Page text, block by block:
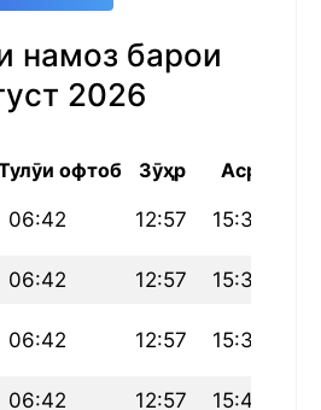
намоз барои
2026
офтоб Зӯҳр Аср
06:42 12:57 15:37
06:42 12:57 15:38
06:42 12:57 15:39
06:42 12:57 15:40